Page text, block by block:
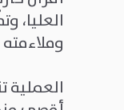
العليا،
العملية